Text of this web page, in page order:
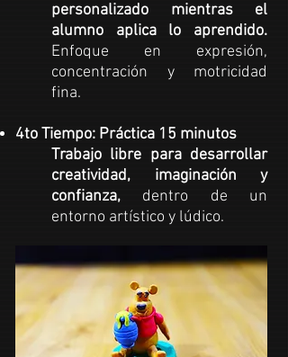
personalizado mientras el
alumno aplica lo aprendido.
Enfoque en expresión,
concentración y motricidad
fina.
4to Tiempo: Práctica 15 minutos
Trabajo libre para desarrollar
creatividad, imaginación y
confianza, dentro de un
entorno artístico y lúdico.